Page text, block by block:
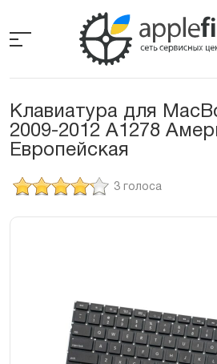
the
Клавиатура для
2009-2012 А1278
Европейская
3 голоса